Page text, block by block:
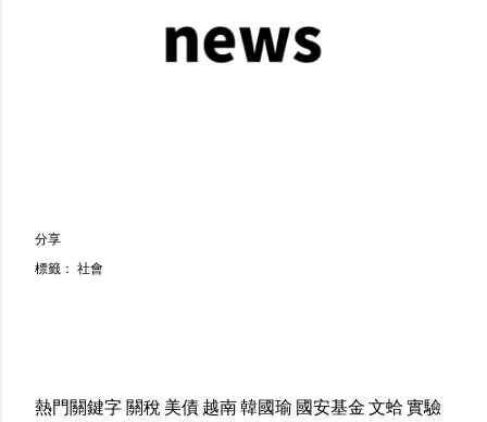
分享
標籤： 社會
熱門關鍵字關稅美債越南韓國瑜 國安基金文蛤實驗